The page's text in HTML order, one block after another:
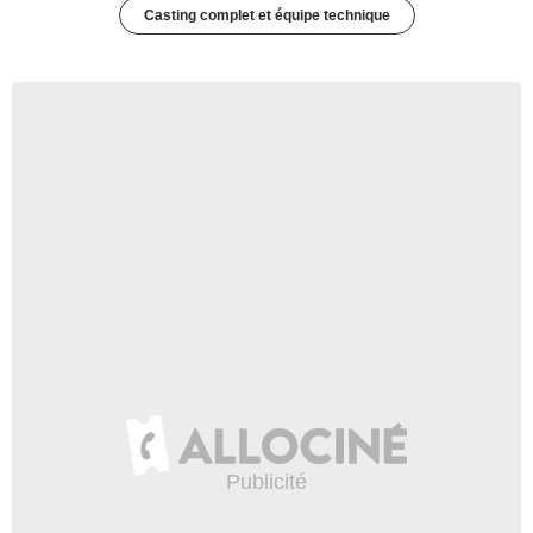
Casting complet et équipe technique